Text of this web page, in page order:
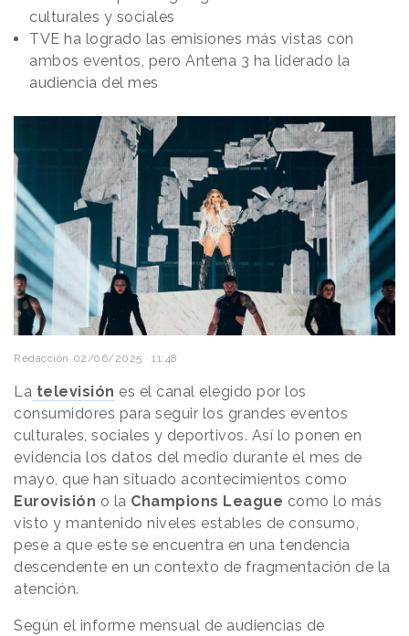
culturales y sociales
TVE ha logrado las emisiones más vistas con
ambos eventos, pero Antena 3 ha liderado la
audiencia del mes
Redacción 02/06/2025 · 11:48
La televisión es el canal elegido por los
consumidores para seguir los grandes eventos
culturales, sociales y deportivos. Así lo ponen en
evidencia los datos del medio durante el mes de
mayo, que han situado acontecimientos como
Eurovisión o la Champions League como lo más
visto y mantenido niveles estables de consumo,
pese a que este se encuentra en una tendencia
descendente en un contexto de fragmentación de la
atención.
Según el informe mensual de audiencias de